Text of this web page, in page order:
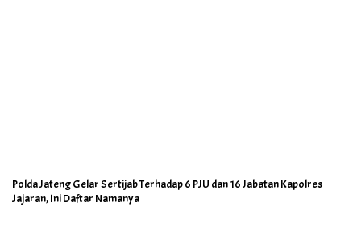
Polda Jateng Gelar Sertijab Terhadap 6 PJU dan 16 Jabatan Kapolres
Jajaran, Ini Daftar Namanya